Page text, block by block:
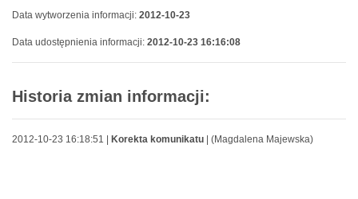
Data wytworzenia informacji: 2012-10-23
Data udostępnienia informacji: 2012-10-23 16:16:08
Historia zmian informacji:
2012-10-23 16:18:51 | Korekta komunikatu | (Magdalena Majewska)